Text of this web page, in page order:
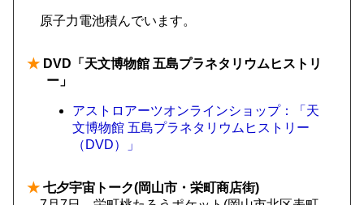
原子力電池積んでいます。
★ DVD「天文博物館 五島プラネタリウムヒストリ
ー」
アストロアーツオンラインショップ：「天
文博物館 五島プラネタリウムヒストリー
（DVD）」
★ 七夕宇宙トーク(岡山市・栄町商店街)